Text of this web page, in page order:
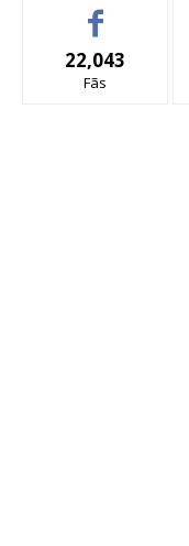
22,043
Fãs